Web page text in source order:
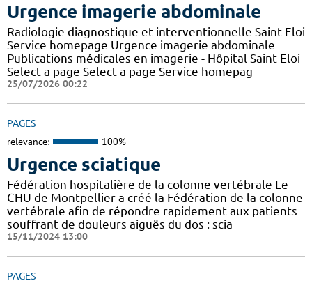
Urgence imagerie abdominale
Radiologie diagnostique et interventionnelle Saint Eloi
Service homepage Urgence imagerie abdominale
Publications médicales en imagerie - Hôpital Saint Eloi
Select a page Select a page Service homepag
25/07/2026 00:22
PAGES
relevance: 100%
Urgence sciatique
Fédération hospitalière de la colonne vertébrale Le
CHU de Montpellier a créé la Fédération de la colonne
vertébrale afin de répondre rapidement aux patients
souffrant de douleurs aiguës du dos : scia
15/11/2024 13:00
PAGES